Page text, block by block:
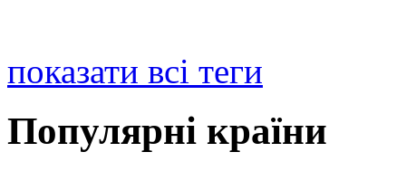
показати всі теги
Популярні країни